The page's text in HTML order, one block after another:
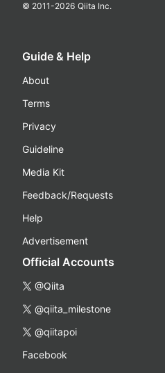
© 2011-2026 Qiita Inc.
Guide & Help
About
Terms
Privacy
Guideline
Media Kit
Feedback/Requests
Help
Advertisement
Official Accounts
@Qiita
@qiita_milestone
@qiitapoi
Facebook